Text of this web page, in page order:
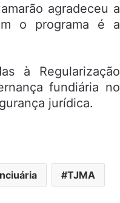
agradeceu a
o programa é a
à Regularização
fundiária no
jurídica.
TJMA